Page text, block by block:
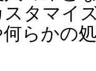
タマイ
らかの